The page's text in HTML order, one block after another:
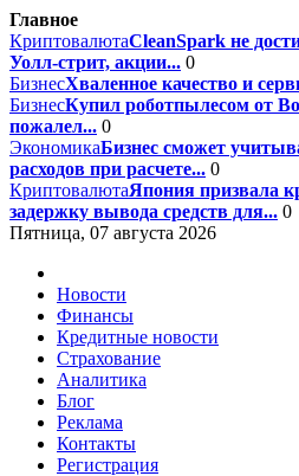
Главное
КриптовалютаCleanSpark не
Уолл-стрит, акции... 0
БизнесХваленное качество и
БизнесКупил роботпылесом от
пожалел... 0
ЭкономикаБизнес сможет
расходов при расчете... 0
КриптовалютаЯпония призвала
задержку вывода средств для... 0
Пятница, 07 августа 2026
Новости
Финансы
Кредитные новости
Страхование
Аналитика
Блог
Реклама
Контакты
Регистрация